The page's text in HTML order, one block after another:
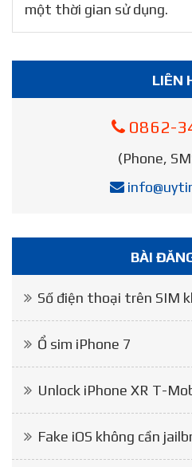
một thời gian sử dụng.
LIÊN
0862-
(Phone,
BÀI
Số điện thoại trên SIM
Ổ sim iPhone 7
Unlock iPhone XR T-
Fake iOS không cần